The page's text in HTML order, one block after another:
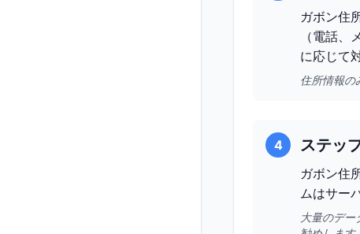
ガボン住
（電話
に応じて
住所情報の
4 ステッ
ガボン住
ムはサー
大量のデー